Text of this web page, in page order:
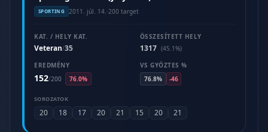
SPORTING 2011. júl. 14. ·200 target
KAT. / HELY KAT.
Veteran/35
ÖSSZESÍTETT HELY
1317 (45.1%)
EREDMÉNY
152/200 76.0%
VS GYŐZTES %
76.8%
-46
SOROZATOK
20 18 17 20 21 15 20 21